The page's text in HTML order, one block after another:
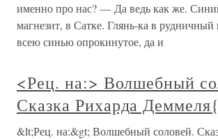
именно про нас? — Да ведь как же.
магнезит, в Сатке. Глянь-ка в
всею синью опрокинутое, да и
<Рец. на:> Волшебный
Сказка Рихарда
&lt;Рец. на:&gt; Волшебный соловей.